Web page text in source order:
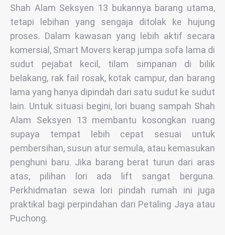
Shah Alam Seksyen 13 bukannya barang utama,
tetapi lebihan yang sengaja ditolak ke hujung
proses. Dalam kawasan yang lebih aktif secara
komersial, Smart Movers kerap jumpa sofa lama di
sudut pejabat kecil, tilam simpanan di bilik
belakang, rak fail rosak, kotak campur, dan barang
lama yang hanya dipindah dari satu sudut ke sudut
lain. Untuk situasi begini, lori buang sampah Shah
Alam Seksyen 13 membantu kosongkan ruang
supaya tempat lebih cepat sesuai untuk
pembersihan, susun atur semula, atau kemasukan
penghuni baru. Jika barang berat turun dari aras
atas, pilihan lori ada lift sangat berguna.
Perkhidmatan sewa lori pindah rumah ini juga
praktikal bagi perpindahan dari Petaling Jaya atau
Puchong.